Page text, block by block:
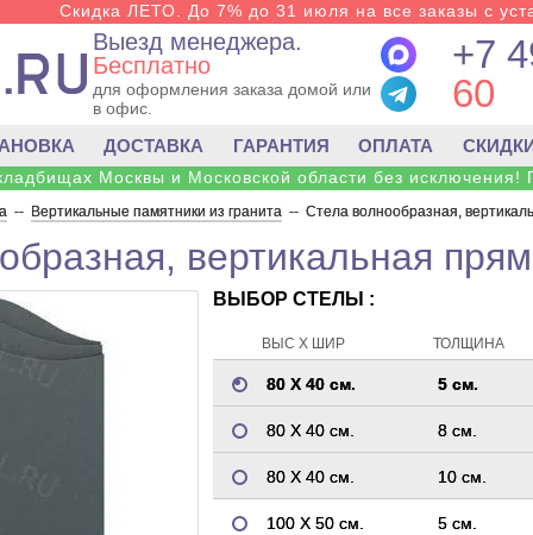
Скидка ЛЕТО. До 7% до 31 июля на все заказы с
Выезд менеджера.
Бесплатно
для оформления заказа домой или
в офис.
+7
60
ДОСТАВКА ГАРАНТИЯ ОПЛАТА
Москвы и Московской области без исключения!
-- Вертикальные памятники из гранита -- Стела волнообразная,
вертикальная
ВЫБОР СТЕЛЫ :
ВЫС Х ШИР ТОЛЩИНА
80 Х 40 см. 5 см.
80 Х 40 см. 8 см.
80 Х 40 см. 10 см.
100 Х 50 см. 5 см.